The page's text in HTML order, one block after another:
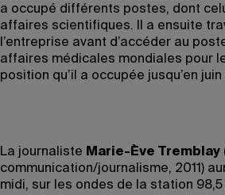
a occupé différents postes, dont
affaires scientifiques. Il a ensuite
l’entreprise avant d’accéder au
affaires médicales mondiales pour
position qu’il a occupée jusqu’en juin
La journaliste Marie-Ève Tremblay
communication/journalisme, 2011)
midi, sur les ondes de la station